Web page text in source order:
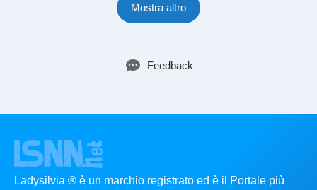
Mostra altro
Feedback
Ladysilvia ® è un marchio registrato ed è il Portale più